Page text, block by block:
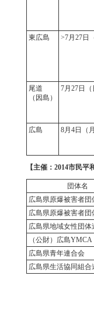
東広島 >7月27日
尾道
（因島）
7月27日（
広島 8月4日（
【主催：2014市民
団体名
広島県原爆被害者団
広島県原爆被害者団
広島県地域女性団体
（公財）広島YMCA
広島県青年連合会
広島県生活協同組合